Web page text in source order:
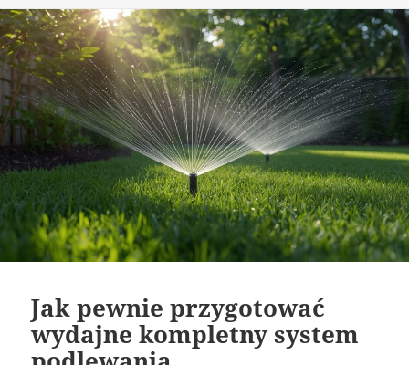
Jak pewnie przygotować
wydajne kompletny system